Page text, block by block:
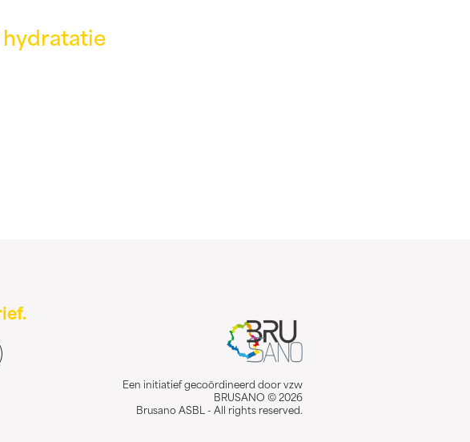
hydratatie
Een initiatief gecoördineerd door vzw
BRUSANO © 2026
Brusano ASBL - All rights reserved.